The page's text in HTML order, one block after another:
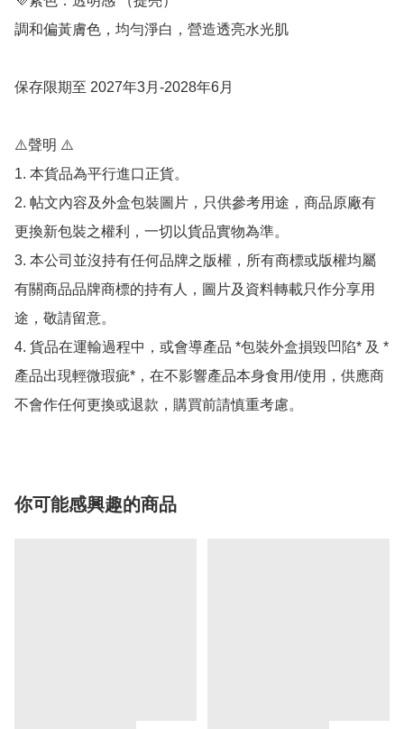
調和偏黃膚色，均勻淨白，營造透亮水光肌
保存限期至 2027年3月-2028年6月
⚠️聲明 ⚠️
1. 本貨品為平行進口正貨。
2. 帖文內容及外盒包裝圖片，只供參考用途，商品原廠有
更換新包裝之權利，一切以貨品實物為準。
3. 本公司並沒持有任何品牌之版權，所有商標或版權均屬
有關商品品牌商標的持有人，圖片及資料轉載只作分享用
途，敬請留意。
4. 貨品在運輸過程中，或會導產品 *包裝外盒損毀凹陷* 及 *
產品出現輕微瑕疵*，在不影響產品本身食用/使用，供應商
不會作任何更換或退款，購買前請慎重考慮。
你可能感興趣的商品